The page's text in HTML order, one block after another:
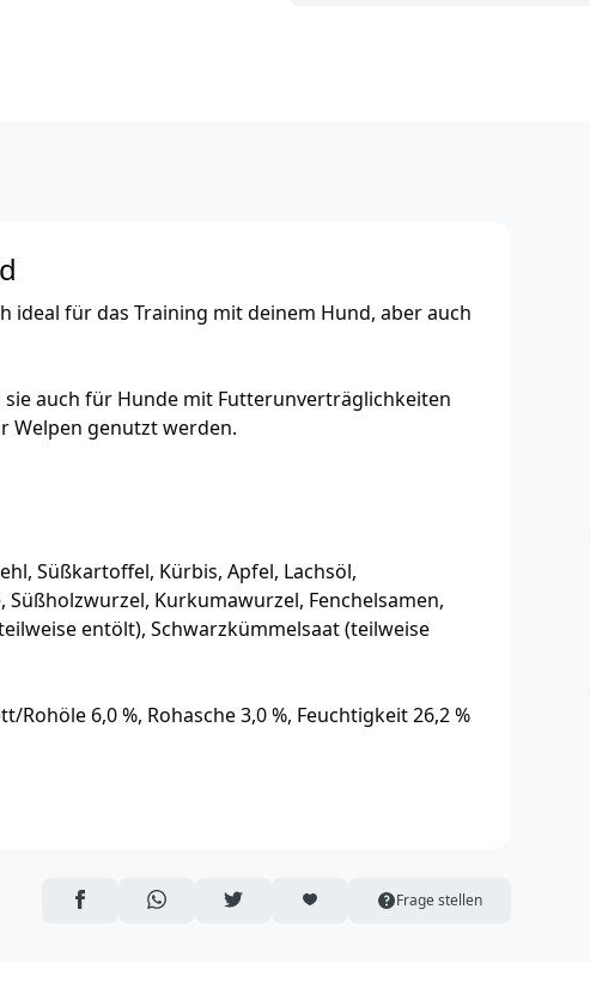
ideal für das Training mit deinem Hund, aber auch
auch für Hunde mit Futterunverträglichkeiten
Welpen genutzt werden.
Süßkartoffel, Kürbis, Apfel, Lachsöl,
Kurkumawurzel, Fenchelsamen,
entölt), Schwarzkümmelsaat (teilweise
Rohöle 6,0 %, Rohasche 3,0 %, Feuchtigkeit 26,2 %
AUF FACEBOOK TEILEN
ÜBER WHATSAPP TEILEN
AUF TWITTER TEILENARTIKEL AUF DIE MERKLISTE
Frage stellen